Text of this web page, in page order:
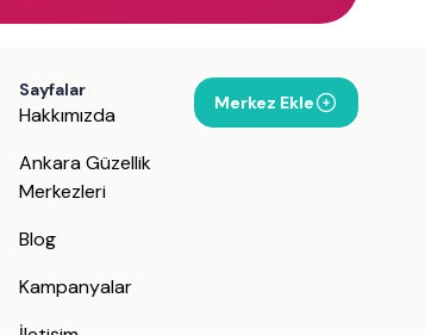
Sayfalar
Hakkımızda
Ankara Güzellik
Merkezleri
Blog
Kampanyalar
Merkez Ekle